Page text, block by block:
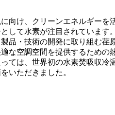
向け、クリーンエネルギーを
して水素が注目されています
品・技術の開発に取り組む荏
な空調空間を提供するための
ては、世界初の水素焚吸収冷
いただきました。